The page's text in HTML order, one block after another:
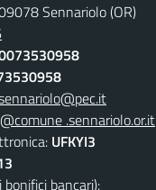
Sennariolo (OR)
.sennariolo.or.it
UFKYI3
bancari):